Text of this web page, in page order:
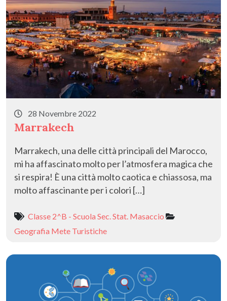
28 Novembre 2022
Marrakech
Marrakech, una delle città principali del Marocco,
mi ha affascinato molto per l’atmosfera magica che
si respira! È una città molto caotica e chiassosa, ma
molto affascinante per i colori […]
Classe 2^B - Scuola Sec. Stat. Masaccio
Geografia Mete Turistiche